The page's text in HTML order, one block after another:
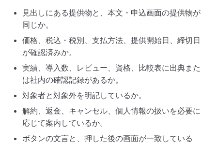
見出しにある提供物と、本文・申込画面の提供物が
同じか。
価格、税込・税別、支払方法、提供開始日、締切日
が確認済みか。
実績、導入数、レビュー、資格、比較表に出典また
は社内の確認記録があるか。
対象者と対象外を明記しているか。
解約、返金、キャンセル、個人情報の扱いを必要に
応じて案内しているか。
ボタンの文言と、押した後の画面が一致している